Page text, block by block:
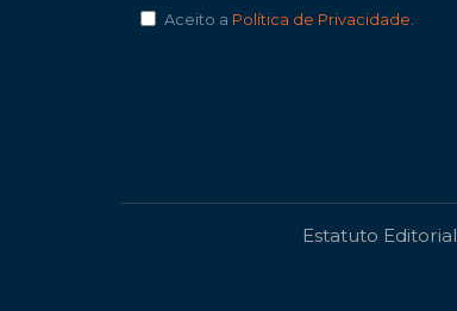
Aceito a Política de Privacidade.
Estatuto Editorial